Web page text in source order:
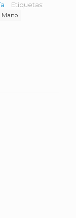
Etiquetas:
Mano